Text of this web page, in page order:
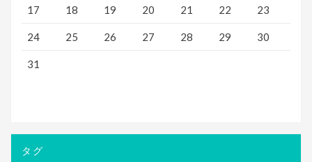
17 18 19 20 21 22 23
24 25 26 27 28 29 30
31
タグ